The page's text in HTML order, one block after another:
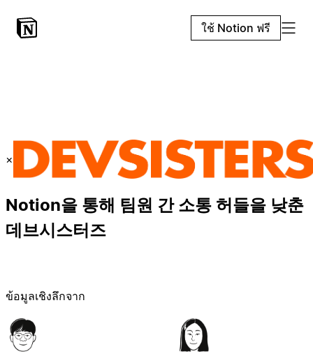
ใช้ Notion ฟรี
×
Notion을 통해 팀원 간 소통 허들을 낮춘
데브시스터즈
ข้อมูลเชิงลึกจาก